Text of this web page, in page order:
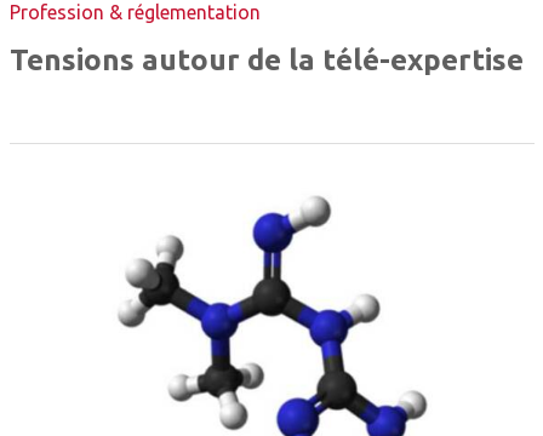
Profession & réglementation
Tensions autour de la télé-expertise